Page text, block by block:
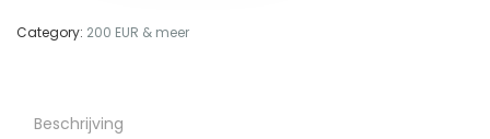
Category: 200 EUR & meer
Beschrijving